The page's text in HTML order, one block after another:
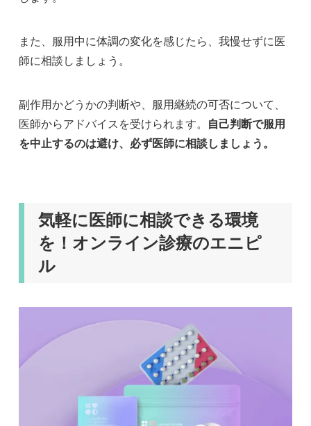
また、服用中に体調の変化を感じたら、我慢せずに医
師に相談しましょう。
副作用かどうかの判断や、服用継続の可否について、
医師からアドバイスを受けられます。
自己判断で服用
を中止するのは避け、必ず医師に相談しましょう。
気軽に医師に相談できる環境
を！オンライン診療のエニピ
ル